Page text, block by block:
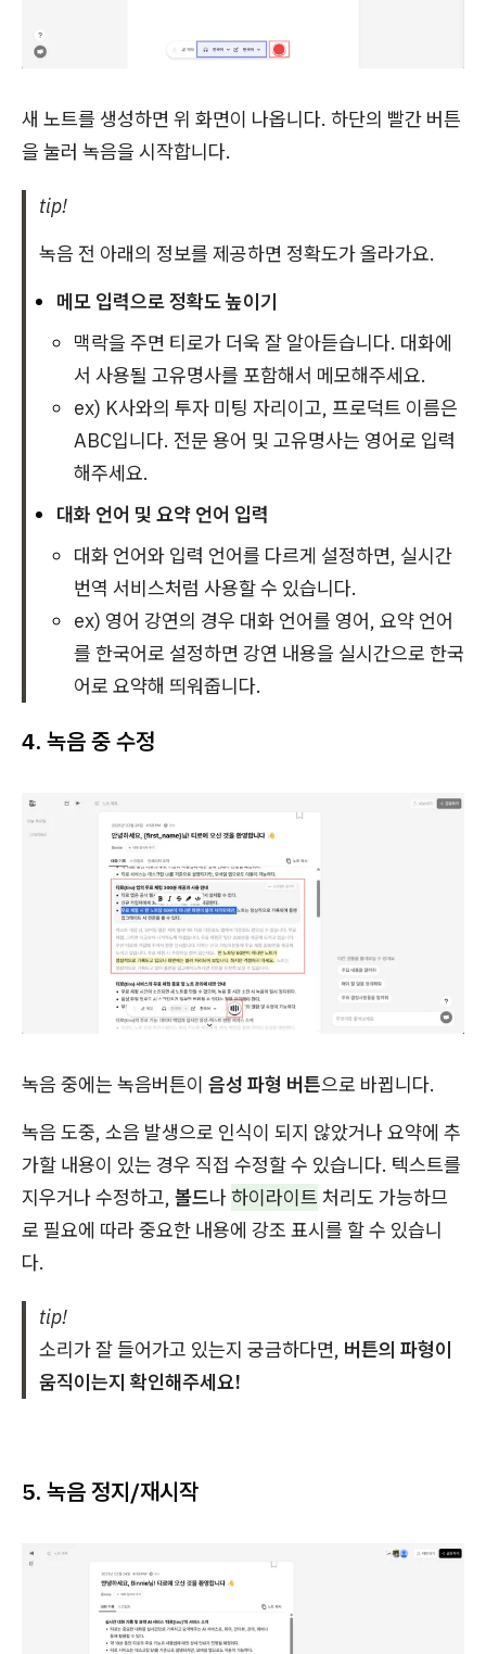
새 노트를 생성하면 위 화면이 나옵니다. 하단의 빨간 버튼
을 눌러 녹음을 시작합니다.
tip!
녹음 전 아래의 정보를 제공하면 정확도가 올라가요.
메모 입력으로 정확도 높이기
맥락을 주면 티로가 더욱 잘 알아듣습니다. 대화에
서 사용될 고유명사를 포함해서 메모해주세요.
ex) K사와의 투자 미팅 자리이고, 프로덕트 이름은
ABC입니다. 전문 용어 및 고유명사는 영어로 입력
해주세요.
대화 언어 및 요약 언어 입력
대화 언어와 입력 언어를 다르게 설정하면, 실시간
번역 서비스처럼 사용할 수 있습니다.
ex) 영어 강연의 경우 대화 언어를 영어, 요약 언어
를 한국어로 설정하면 강연 내용을 실시간으로 한국
어로 요약해 띄워줍니다.
4. 녹음 중 수정
녹음 중에는 녹음버튼이 음성 파형 버튼으로 바뀝니다.
녹음 도중, 소음 발생으로 인식이 되지 않았거나 요약에 추
가할 내용이 있는 경우 직접 수정할 수 있습니다. 텍스트를
지우거나 수정하고, 볼드나 하이라이트 처리도 가능하므
로 필요에 따라 중요한 내용에 강조 표시를 할 수 있습니
다.
tip!
소리가 잘 들어가고 있는지 궁금하다면, 버튼의 파형이
움직이는지 확인해주세요!
5. 녹음 정지/재시작